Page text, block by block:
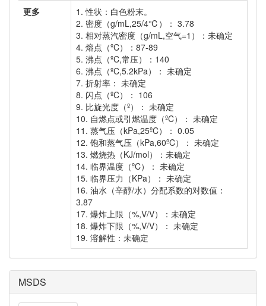
更多
1. 性状：白色粉末。
2. 密度（g/mL,25/4℃）： 3.78
3. 相对蒸汽密度（g/mL,空气=1）：未确定
4. 熔点（ºC）：87-89
5. 沸点（ºC,常压）：140
6. 沸点（ºC,5.2kPa）： 未确定
7. 折射率： 未确定
8. 闪点（ºC）： 106
9. 比旋光度（º）： 未确定
10. 自燃点或引燃温度（ºC）： 未确定
11. 蒸气压（kPa,25ºC）： 0.05
12. 饱和蒸气压（kPa,60ºC）： 未确定
13. 燃烧热（KJ/mol）：未确定
14. 临界温度（ºC）： 未确定
15. 临界压力（KPa）： 未确定
16. 油水（辛醇/水）分配系数的对数值：
3.87
17. 爆炸上限（%,V/V）：未确定
18. 爆炸下限（%,V/V）： 未确定
19. 溶解性：未确定
MSDS